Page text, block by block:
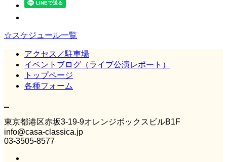
☆スケジュール一覧
アクセス／駐車場
イベントブログ（ライブ公演レポート）
トップページ
各種フォーム
東京都港区赤坂3‐19‐9オレンジボックスビルB1F
info@casa-classica.jp
03-3505-8577